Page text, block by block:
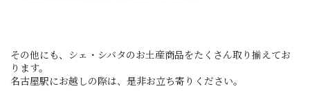
その他にも、シェ・シバタのお土産商品をたくさん取り揃えてお
ります。
名古屋駅にお越しの際は、是非お立ち寄りください。